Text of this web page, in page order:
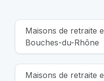
Maisons de retraite
Bouches-du-Rhône
Maisons de retraite